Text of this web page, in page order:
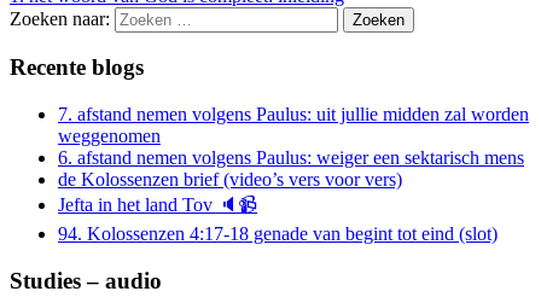
Zoeken naar:
Recente blogs
7. afstand nemen volgens Paulus: uit jullie midden zal worden
weggenomen
6. afstand nemen volgens Paulus: weiger een sektarisch mens
de Kolossenzen brief (video’s vers voor vers)
Jefta in het land Tov 🔈📹
94. Kolossenzen 4:17-18 genade van begint tot eind (slot)
Studies – audio